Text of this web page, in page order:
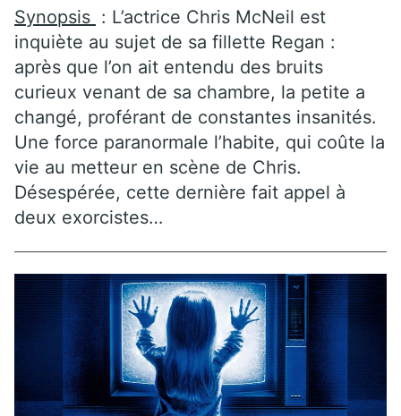
Synopsis : L’actrice Chris McNeil est
inquiète au sujet de sa fillette Regan :
après que l’on ait entendu des bruits
curieux venant de sa chambre, la petite a
changé, proférant de constantes insanités.
Une force paranormale l’habite, qui coûte la
vie au metteur en scène de Chris.
Désespérée, cette dernière fait appel à
deux exorcistes…